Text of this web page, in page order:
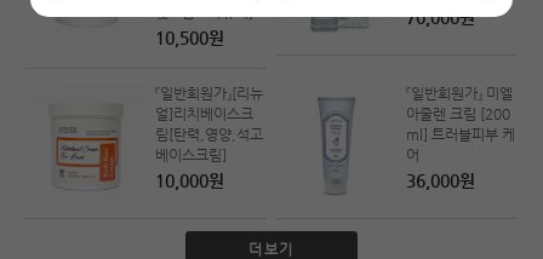
10,500원
70,000원
『일반회원가』[리뉴
얼]리치베이스크
림[탄력,영양,석고
베이스크림]
10,000원
『일반회원가』 미엘
아줄렌 크림 [200
ml] 트러블피부 케
어
36,000원
더보기